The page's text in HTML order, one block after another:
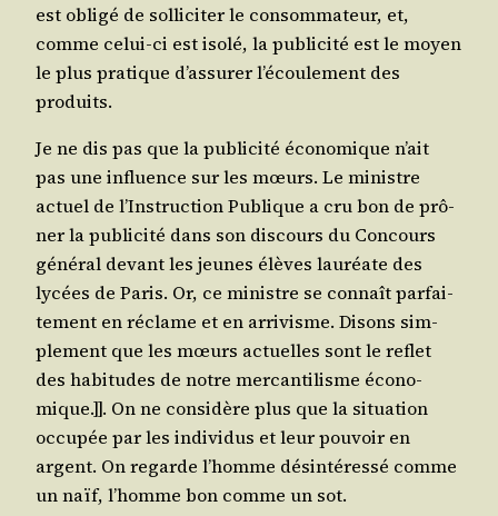
est obli­gé de sol­li­ci­ter le consom­ma­teur, et,
comme celui-ci est iso­lé, la publi­ci­té est le moyen
le plus pra­tique d’as­su­rer l’é­cou­le­ment des
produits.
Je ne dis pas que la publi­ci­té éco­no­mique n’ait
pas une influence sur les mœurs. Le ministre
actuel de l’Ins­truc­tion Publique a cru bon de prô­
ner la publi­ci­té dans son dis­cours du Concours
géné­ral devant les jeunes élèves lau­réate des
lycées de Paris. Or, ce ministre se connaît par­fai­
te­ment en réclame et en arri­visme. Disons sim­
ple­ment que les mœurs actuelles sont le reflet
des habi­tudes de notre mer­can­ti­lisme éco­no­
mique.]]. On ne consi­dère plus que la situa­tion
occu­pée par les indi­vi­dus et leur pou­voir en
argent. On regarde l’homme dés­in­té­res­sé comme
un naïf, l’homme bon comme un sot.